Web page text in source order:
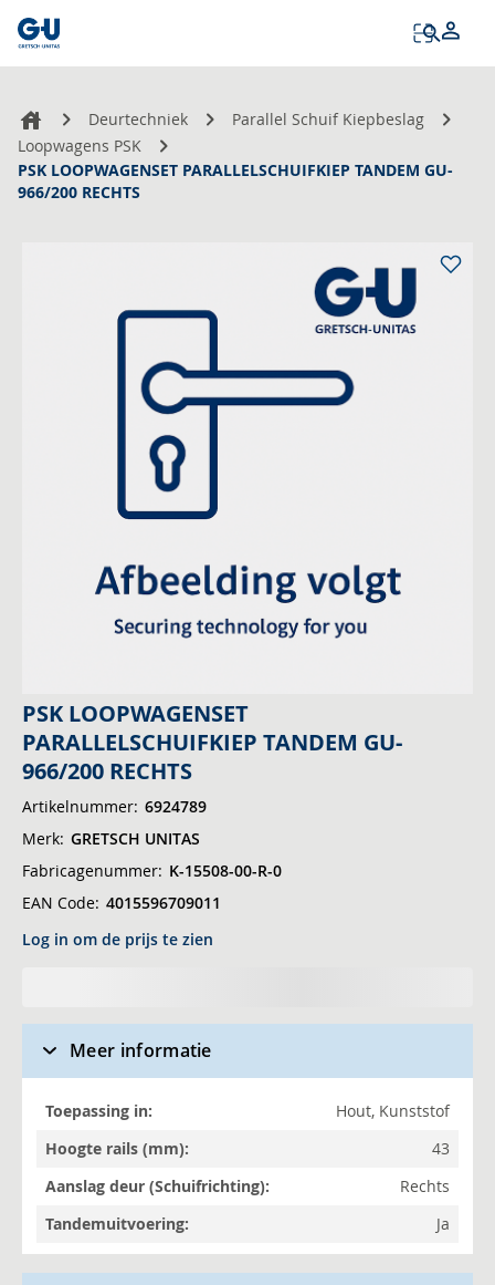
Deurtechniek
Parallel Schuif Kiepbeslag
Loopwagens PSK
PSK LOOPWAGENSET PARALLELSCHUIFKIEP TANDEM GU-
966/200 RECHTS
Ga
naar
het
begin
van
de
afbeeldingen-
gallerij
PSK LOOPWAGENSET
PARALLELSCHUIFKIEP TANDEM GU-
966/200 RECHTS
Artikelnummer 6924789
Merk GRETSCH UNITAS
Fabricagenummer K-15508-00-R-0
EAN Code 4015596709011
Log in om de prijs te zien
Meer informatie
Meer
informatie
Hout, Kunststof
43
Rechts
Ja